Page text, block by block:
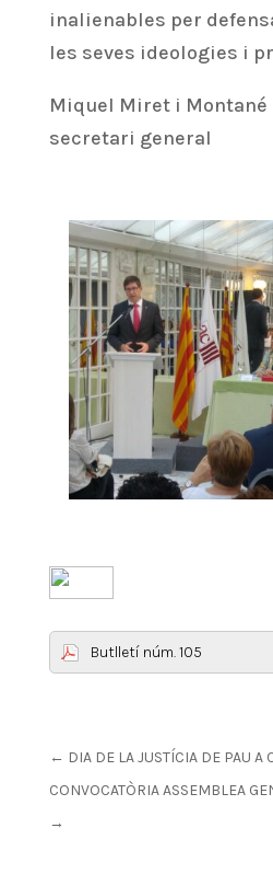
inalienables per
les seves ideologies i
Miquel Miret i Montané
secretari general
Butlletí núm. 105
← DIA DE LA JUSTÍCIA DE PAU A
CONVOCATÒRIA ASSEMBLEA
→